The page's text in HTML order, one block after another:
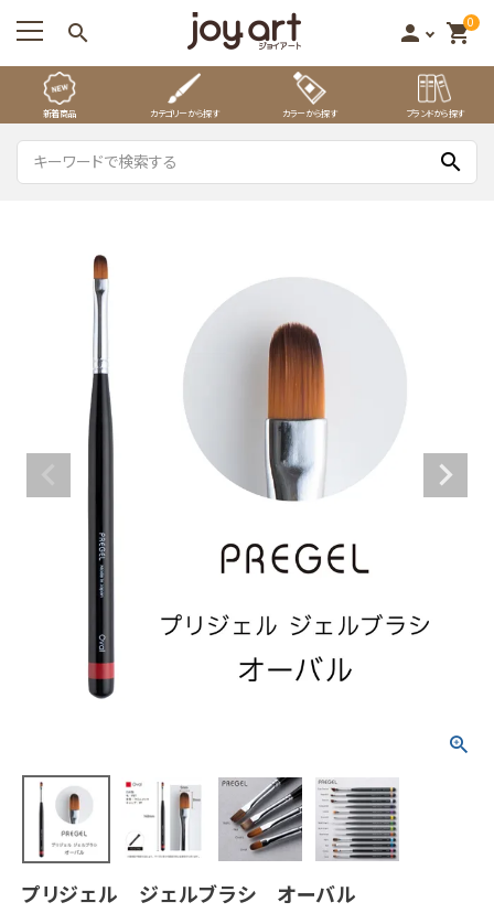
search person 0
shopping_cart
新着商品 カテゴリーから探す カラーから探す ブランドから探す
search
プリジェル ジェルブラシ オーバル